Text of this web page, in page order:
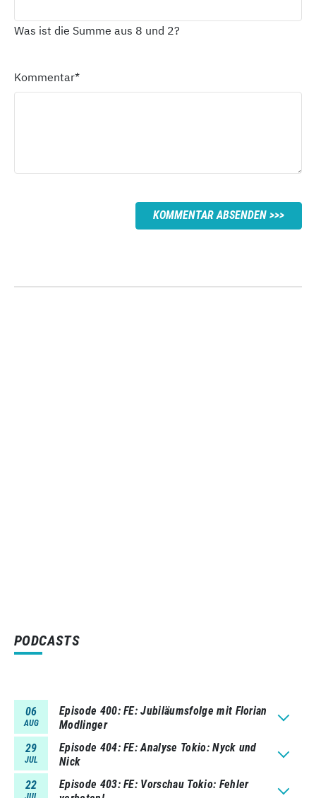
Was ist die Summe aus 8 und 2?
Kommentar*
KOMMENTAR ABSENDEN
PODCASTS
06
AUG
Episode 400 FE: Jubiläumsfolge mit Florian
Modlinger
29
JUL
Episode 404 FE: Analyse Tokio: Nyck und
Nick
22
Episode 403 FE: Vorschau Tokio: Fehler